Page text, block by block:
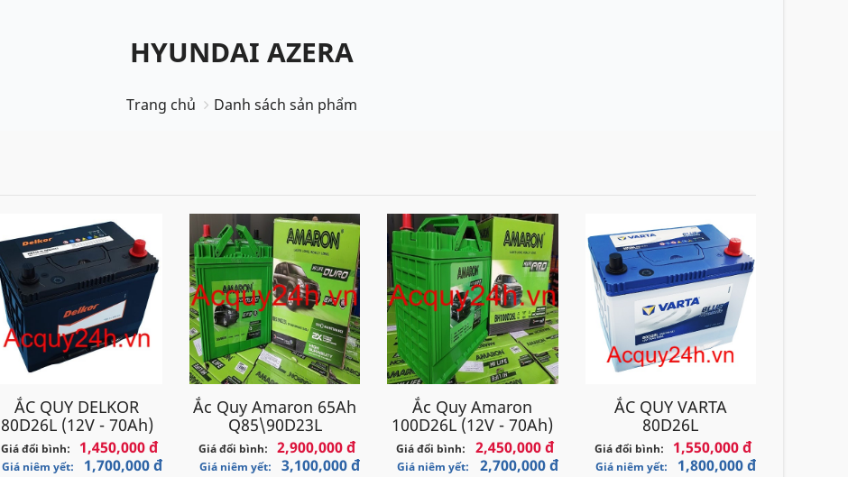
HYUNDAI AZERA
Trang chủ Danh sách sản phẩm
ẮC QUY DELKOR
80D26L (12V - 70Ah)
Giá đổi bình: 1,450,000 đ
Giá niêm yết: 1,700,000 đ
Ắc Quy Amaron 65Ah
Q85\90D23L
Giá đổi bình: 2,900,000 đ
Giá niêm yết: 3,100,000 đ
Ắc Quy Amaron
100D26L (12V - 70Ah)
Giá đổi bình: 2,450,000 đ
Giá niêm yết: 2,700,000 đ
ẮC QUY VARTA
80D26L
Giá đổi bình: 1,550,000 đ
Giá niêm yết: 1,800,000 đ